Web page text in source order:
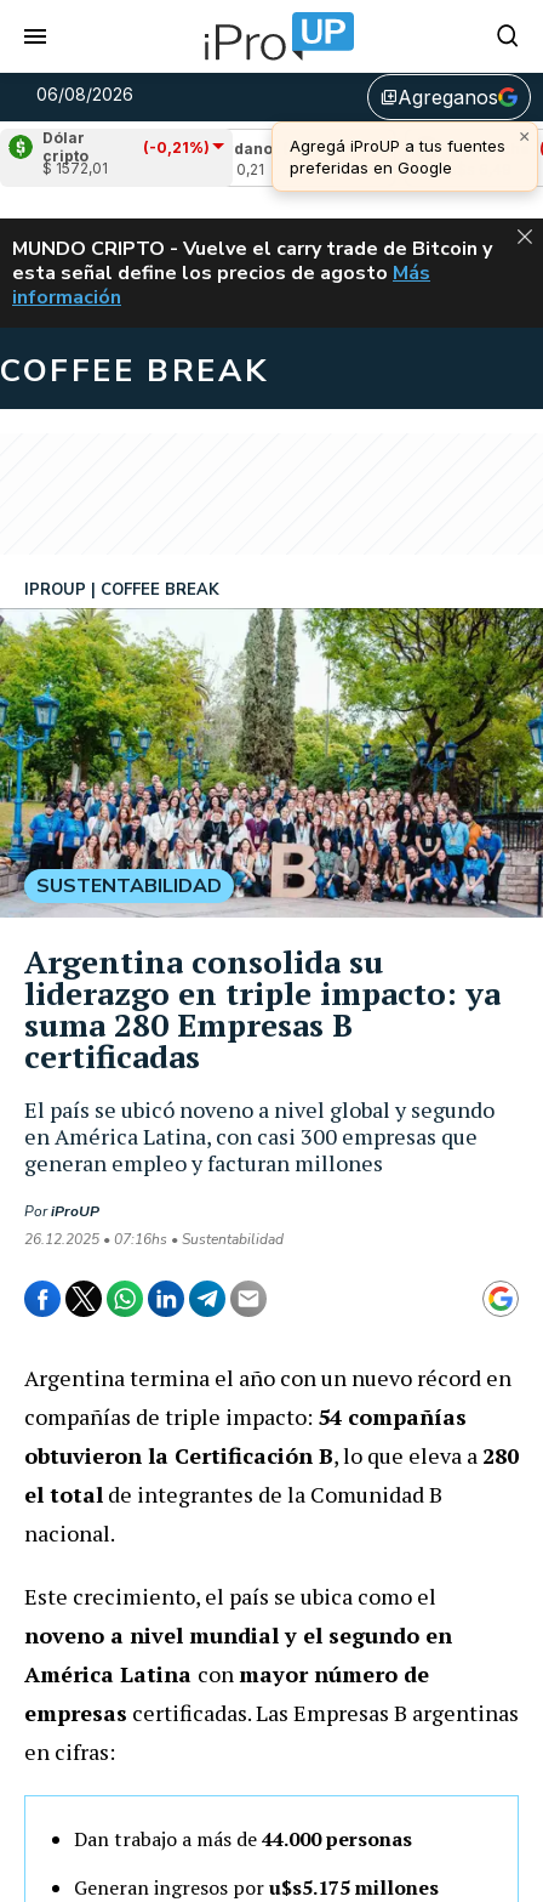
06/08/2026 library_addAgreganos
×
Agregá iProUP a tus fuentes
preferidas en Google
Dólar
cripto
(-0,21%)
$ 1572,01
Cardano (8,61%)
Avalanche (-
u$s 6,49
ALERTA
MUNDO CRIPTO - Vuelve el carry trade de Bitcoin y
esta señal define los precios de agosto VUELVE EL
Más
información
COFFEE BREAK
El país se ubicó noveno a nivel global y segundo
en América Latina, con casi 300 empresas que
generan empleo y facturan millones
IPROUP COFFEE BREAK
PoriProUP
26.12.2025 • 07:16hs • Sustentabilidad
SUSTENTABILIDAD
Argentina consolida su
liderazgo en triple impacto: ya
suma 280 Empresas B
certificadas
Argentina termina el año con un nuevo récord en
compañías de triple impacto: 54 compañías
obtuvieron la Certificación B, lo que eleva a 280
el total de integrantes de la Comunidad B
nacional.
Este crecimiento, el país se ubica como el
noveno a nivel mundial y el segundo en
América Latina con mayor número de
empresas certificadas. Las Empresas B argentinas
en cifras:
Dan trabajo a más de44.000 personas
Generan ingresos poru$s5.175 millones